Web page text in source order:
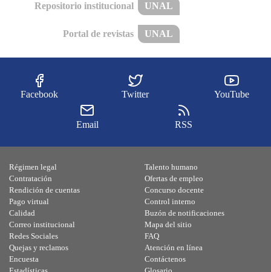
Repositorio institucional UNAL
Portal de revistas UNAL
Facebook Twitter YouTube
Email RSS
Régimen legal
Contratación
Rendición de cuentas
Pago virtual
Calidad
Talento humano
Ofertas de empleo
Concurso docente
Control interno
Buzón de notificaciones
Correo institucional
Redes Sociales
Quejas y reclamos
Encuesta
Mapa del sitio
FAQ
Atención en línea
Contáctenos